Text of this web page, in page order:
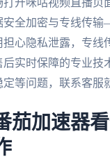
安全加密与专线传
心隐私泄露，专线
实时保障的专业技
等问题，联系客服
茄加速器